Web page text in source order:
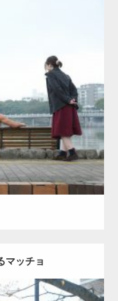
細マッチョ) 背中
マッチョ